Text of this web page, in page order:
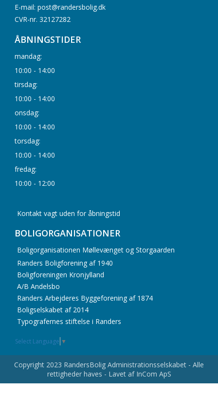
E-mail: post@randersbolig.dk
CVR-nr. 32127282
ÅBNINGSTIDER
mandag:
10:00 - 14:00
tirsdag:
10:00 - 14:00
onsdag:
10:00 - 14:00
torsdag:
10:00 - 14:00
fredag:
10:00 - 12:00
Kontakt vagt uden for åbningstid
BOLIGORGANISATIONER
Boligorganisationen Møllevænget og Storgaarden
Randers Boligforening af 1940
Boligforeningen Kronjylland
A/B Andelsbo
Randers Arbejderes Byggeforening af 1874
Boligselskabet af 2014
Typografernes stiftelse i Randers
Select Language ▼
Copyright 2023 RandersBolig Administrationsselskabet - Alle
rettigheder haves - Lavet af InCom ApS